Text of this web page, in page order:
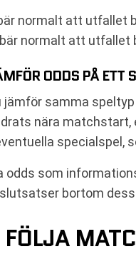
normalt att utfallet
normalt att utfallet
ODDS PÅ ETT
samma
nära
specialspel,
odds som
bortom